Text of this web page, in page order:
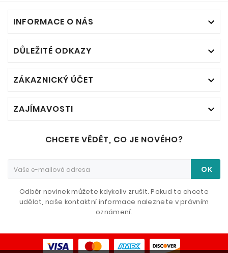
INFORMACE O NÁS 
DŮLEŽITÉ ODKAZY 
ZÁKAZNICKÝ ÚČET 
ZAJÍMAVOSTI 
CHCETE VĚDĚT, CO JE NOVÉHO?
OK
Odběr novinek můžete kdykoliv zrušit. Pokud to chcete
udělat, naše kontaktní informace naleznete v právním
oznámení.